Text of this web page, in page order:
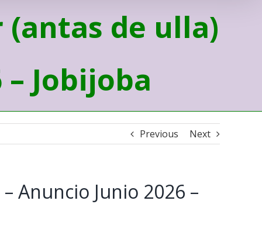
de ulla)
Jobijoba
Previous Next
Anuncio Junio 2026 –